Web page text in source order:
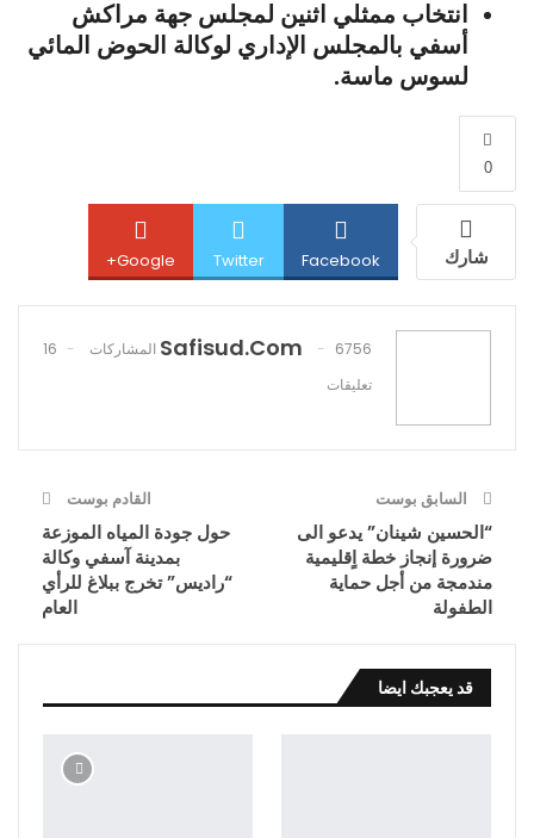
انتخاب ممثلي اثنين لمجلس جهة مراكش
أسفي بالمجلس الإداري لوكالة الحوض المائي
لسوس ماسة.
0
شارك Facebook
Twitter
Google+
ReddIt
WhatsApp
PinterestSafisud.com 6756 المشاركات
16
تعليقات
السابق بوست
“الحسين شينان” يدعو الى
ضرورة إنجاز خطة اٍقليمية
مندمجة من أجل حماية
الطفولة
القادم بوست
حول جودة المياه الموزعة
بمدينة آسفي وكالة
“راديس” تخرج ببلاغ للرأي
العام
قد يعجبك ايضا